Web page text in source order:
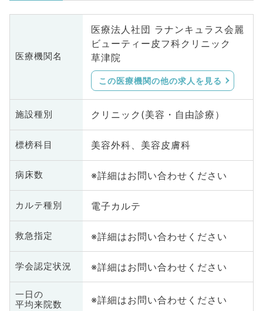
医療機関名
医療法人社団 ラナンキュラス会麗
ビューティー皮フ科クリニック
草津院
この医療機関の他の求人を見る
施設種別 クリニック(美容・自由診療）
標榜科目 美容外科、美容皮膚科
病床数 ※詳細はお問い合わせください
カルテ種別 電子カルテ
救急指定 ※詳細はお問い合わせください
学会認定状況 ※詳細はお問い合わせください
一日の
平均来院数
※詳細はお問い合わせください